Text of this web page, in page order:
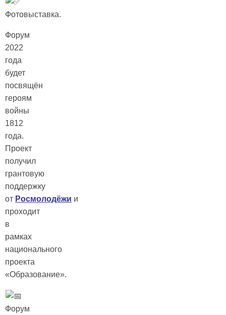
Фотовыставка.
Форум
2022
года
будет
посвящён
героям
войны
1812
года.
Проект
получил
грантовую
поддержку
от Росмолодёжи и
проходит
в
рамках
национального
проекта
«Образование».
Форум